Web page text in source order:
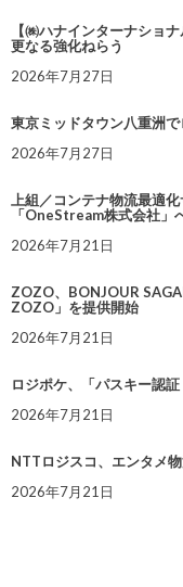
【㈱ハナインターナショ
更なる強化ねらう
2026年7月27日
東京ミッドタウン八重洲
2026年7月27日
上組／コンテナ物流最適
「OneStream株式会社」
2026年7月21日
ZOZO、BONJOUR
ZOZO」を提供開始
2026年7月21日
ロジポケ、「パスキー認
2026年7月21日
NTTロジスコ、エンタメ
2026年7月21日